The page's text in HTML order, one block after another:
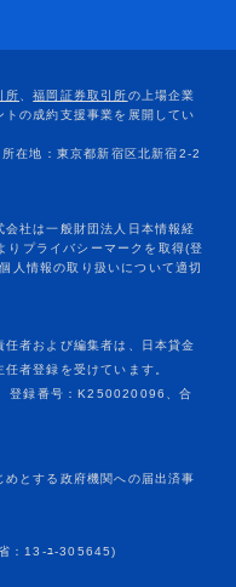
者および編集者は、日本貸金
者登録を受けています。
登録番号：K250020096、合
とする政府機関への届出済事
：13-ﾕ-305645)